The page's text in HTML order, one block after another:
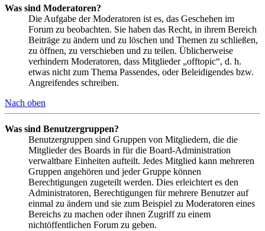
Was sind Moderatoren?
Die Aufgabe der Moderatoren ist es, das Geschehen im
Forum zu beobachten. Sie haben das Recht, in ihrem Bereich
Beiträge zu ändern und zu löschen und Themen zu schließen,
zu öffnen, zu verschieben und zu teilen. Üblicherweise
verhindern Moderatoren, dass Mitglieder „offtopic“, d. h.
etwas nicht zum Thema Passendes, oder Beleidigendes bzw.
Angreifendes schreiben.
Nach oben
Was sind Benutzergruppen?
Benutzergruppen sind Gruppen von Mitgliedern, die die
Mitglieder des Boards in für die Board-Administration
verwaltbare Einheiten aufteilt. Jedes Mitglied kann mehreren
Gruppen angehören und jeder Gruppe können
Berechtigungen zugeteilt werden. Dies erleichtert es den
Administratoren, Berechtigungen für mehrere Benutzer auf
einmal zu ändern und sie zum Beispiel zu Moderatoren eines
Bereichs zu machen oder ihnen Zugriff zu einem
nichtöffentlichen Forum zu geben.